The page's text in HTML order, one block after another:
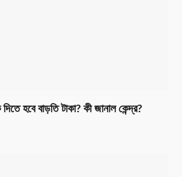
হবে বাড়তি টাকা? কী জানাল কেন্দ্র?